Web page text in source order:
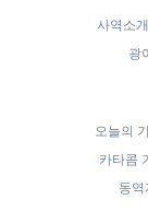
사역소개
광
오늘의
카타콤
동역